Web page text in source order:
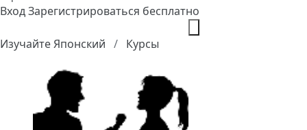
ВходЗарегистрироваться бесплатно
Изучайте Японский Курсы